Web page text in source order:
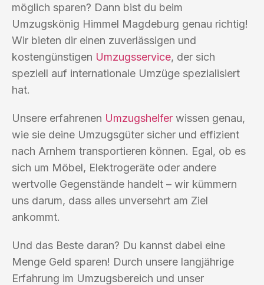
möglich sparen? Dann bist du beim
Umzugskönig Himmel Magdeburg genau richtig!
Wir bieten dir einen zuverlässigen und
kostengünstigen Umzugsservice, der sich
speziell auf internationale Umzüge spezialisiert
hat.
Unsere erfahrenen Umzugshelfer wissen genau,
wie sie deine Umzugsgüter sicher und effizient
nach Arnhem transportieren können. Egal, ob es
sich um Möbel, Elektrogeräte oder andere
wertvolle Gegenstände handelt – wir kümmern
uns darum, dass alles unversehrt am Ziel
ankommt.
Und das Beste daran? Du kannst dabei eine
Menge Geld sparen! Durch unsere langjährige
Erfahrung im Umzugsbereich und unser